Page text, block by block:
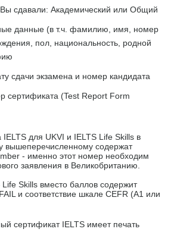
сдавали: Академический или Общий
данные (в т.ч. фамилию, имя, номер
пол, национальность, родной
сдачи экзамена и номер кандидата
сертификата (Test Report Form
для UKVI и IELTS Life Skills в
вышеперечисленному содержат
- именно этот номер необходим
заявления в Великобританию.
Skills вместо баллов содержит
и соответствие шкале CEFR (A1 или
сертификат IELTS имеет печать